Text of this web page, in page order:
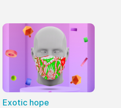
Exotic hope